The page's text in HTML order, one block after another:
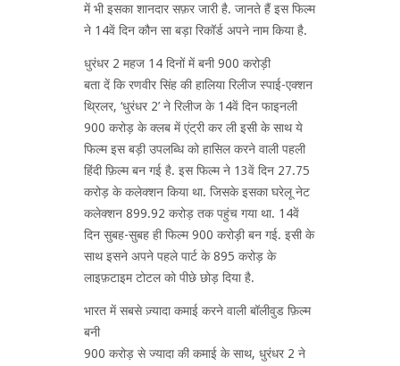
में भी इसका शानदार सफ़र जारी है. जानते हैं इस फिल्म
ने 14वें दिन कौन सा बड़ा रिकॉर्ड अपने नाम किया है.
धुरंधर 2 महज 14 दिनों में बनी 900 करोड़ी
बता दें कि रणवीर सिंह की हालिया रिलीज स्पाई-एक्शन
थ्रिलर, ‘धुरंधर 2’ ने रिलीज के 14वें दिन फाइनली
900 करोड़ के क्लब में एंट्री कर ली इसी के साथ ये
फिल्म इस बड़ी उपलब्धि को हासिल करने वाली पहली
हिंदी फ़िल्म बन गई है. इस फिल्म ने 13वें दिन 27.75
करोड़ के कलेक्शन किया था. जिसके इसका घरेलू नेट
कलेक्शन 899.92 करोड़ तक पहुंच गया था. 14वें
दिन सुबह-सुबह ही फिल्म 900 करोड़ी बन गई. इसी के
साथ इसने अपने पहले पार्ट के 895 करोड़ के
लाइफ़टाइम टोटल को पीछे छोड़ दिया है.
भारत में सबसे ज़्यादा कमाई करने वाली बॉलीवुड फ़िल्म
बनी
900 करोड़ से ज्यादा की कमाई के साथ, धुरंधर 2 ने